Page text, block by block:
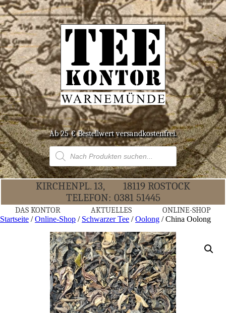
Ab 25 € Bestell­wert versandkostenfrei.
Products
search
KIR­CHEN­PL. 13,
18119 ROS­TOCK
TELE­FON: 0381 51445
DAS KON­TOR AKTU­EL­LES ONLINE-SHOP
Startseite /Online-Shop / Schwarzer Tee /Oolong / Chi­na Oolong